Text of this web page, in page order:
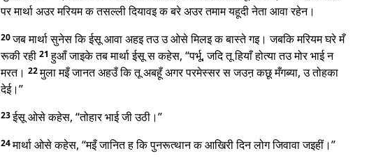
पर मार्था अउर मरियम क तसल्ली दियावइ क बरे अउर तमाम यहूदी नेता आवा रहेन।
20जब मार्था सुनेस कि ईसू आवा अहइ तउ उ ओसे मिलइ क बास्ते गइ। जबकि मरियम घरे मँ
रूकी रही 21हुआँ जाइके तब मार्था ईसू स कहेस, “पर्भू, जदि तू हियाँ होत्या तउ मोर भाई न
मरत। 22मुला मइँ जानत अहउँ कि तू अबहूँ अगर परमेस्सर स जउऩ कछू मँगब्या, उ तोहका
देई।”
23ईसू ओसे कहेस, “तोहार भाई जी उठी।”
24मार्था ओसे कहेस, “मइँ जानित ह कि पुनरूत्थान क आखिरी दिन लोग जिवावा जइहीं।”